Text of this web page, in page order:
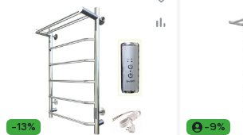
-13% -9%